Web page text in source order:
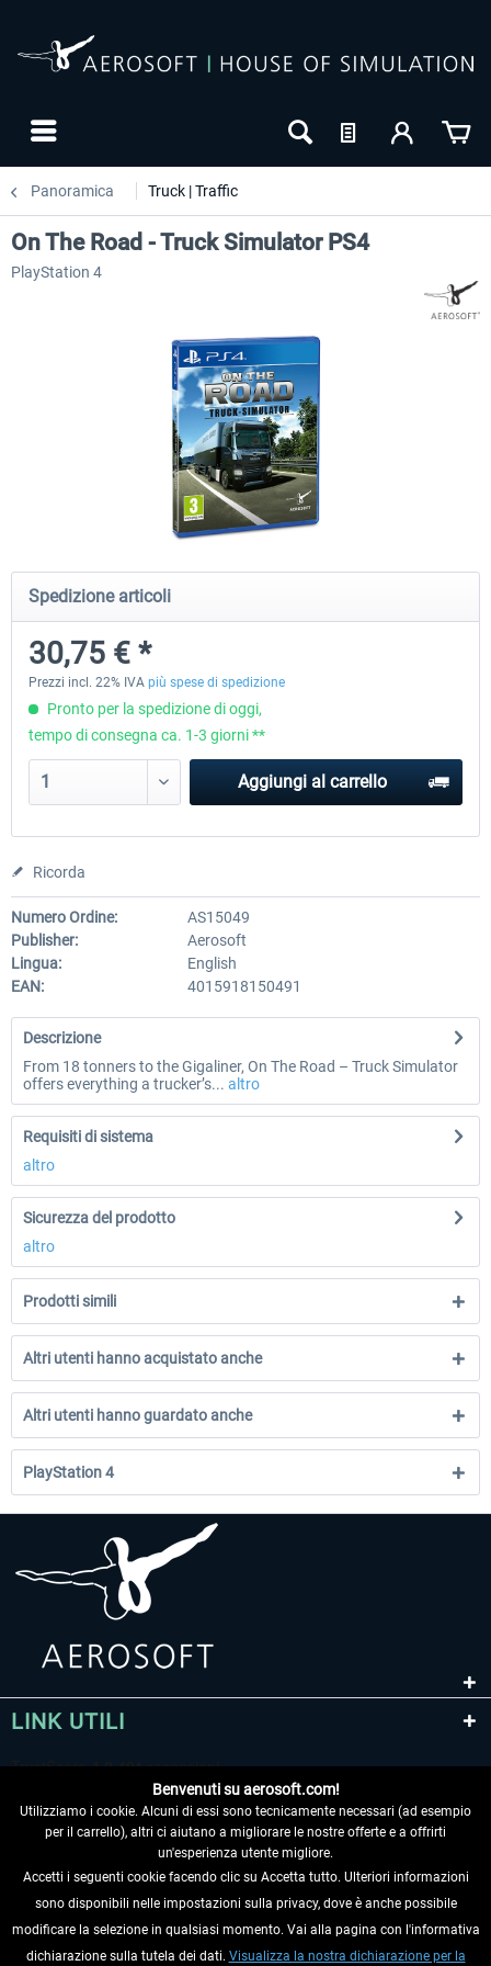
Panoramica Truck | Traffic
CityDriver
30,75 € *
-20
CityDriver - Deluxe
On The Road - Truck Simulator PS4
PlayStation 4
Spedizione articoli
30,75 € *
Prezzi incl. 22% IVA più spese di spedizione
Pronto per la spedizione di oggi,
tempo di consegna ca. 1-3 giorni **
Aggiungi al carrello
Ricorda
Numero Ordine:
AS15049
Publisher:
Aerosoft
Lingua:
English
EAN:
4015918150491
Descrizione
From 18 tonners to the Gigaliner, On The Road – Truck Simulator
offers everything a trucker’s... altro
Requisiti di sistema
altro
Sicurezza del prodotto
altro
Prodotti simili
Altri utenti hanno acquistato anche
Altri utenti hanno guardato anche
PlayStation 4
LINK UTILI
RECEDERE DAL CONTRATTO
Benvenuti su aerosoft.com!
Utilizziamo i cookie. Alcuni di essi sono tecnicamente necessari (ad esempio
per il carrello), altri ci aiutano a migliorare le nostre offerte e a offrirti
un'esperienza utente migliore.
Accetti i seguenti cookie facendo clic su Accetta tutto. Ulteriori informazioni
sono disponibili nelle impostazioni sulla privacy, dove è anche possibile
modificare la selezione in qualsiasi momento. Vai alla pagina con l'informativa
dichiarazione sulla tutela dei dati. Visualizza la nostra dichiarazione per la